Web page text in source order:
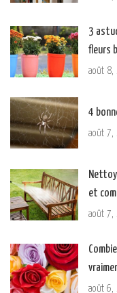
3
fleurs
août 8,
4
août 7,
et
août 7,
août 6,